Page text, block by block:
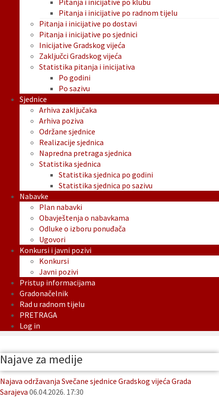
Pitanja i inicijative po klubu
Pitanja i inicijative po radnom tijelu
Pitanja i inicijative po dostavi
Pitanja i inicijative po sjednici
Inicijative Gradskog vijeća
Zaključci Gradskog vijeća
Statistika pitanja i inicijativa
Po godini
Po sazivu
Sjednice
Arhiva zaključaka
Arhiva poziva
Održane sjednice
Realizacije sjednica
Napredna pretraga sjednica
Statistika sjednica
Statistika sjednica po godini
Statistika sjednica po sazivu
Nabavke
Plan nabavki
Obavještenja o nabavkama
Odluke o izboru ponuđača
Ugovori
Konkursi i javni pozivi
Konkursi
Javni pozivi
Pristup informacijama
Gradonačelnik
Rad u radnom tijelu
PRETRAGA
Log in
Najave za medije
Najava održavanja Svečane sjednice Gradskog vijeća Grada
Sarajeva 06.04.2026. 17:30